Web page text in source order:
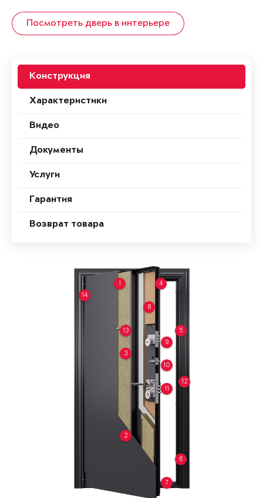
Посмотреть дверь в интерьере
Конструкция
Характеристики
Видео
Документы
Услуги
Гарантия
Возврат товара
1
2
3
4
5
6
7
8
9
10
11
12
13
14